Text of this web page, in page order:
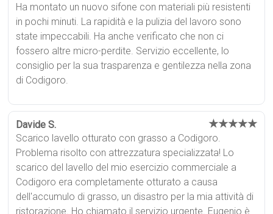
Ha montato un nuovo sifone con materiali più resistenti
in pochi minuti. La rapidità e la pulizia del lavoro sono
state impeccabili. Ha anche verificato che non ci
fossero altre micro-perdite. Servizio eccellente, lo
consiglio per la sua trasparenza e gentilezza nella zona
di Codigoro.
Davide S. ★★★★★
Scarico lavello otturato con grasso a Codigoro.
Problema risolto con attrezzatura specializzata! Lo
scarico del lavello del mio esercizio commerciale a
Codigoro era completamente otturato a causa
dell'accumulo di grasso, un disastro per la mia attività di
ristorazione. Ho chiamato il servizio urgente. Eugenio è